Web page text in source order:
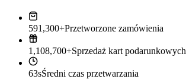
591,300+Przetworzone zamówienia
1,108,700+Sprzedaż kart podarunkowych
63sŚredni czas przetwarzania